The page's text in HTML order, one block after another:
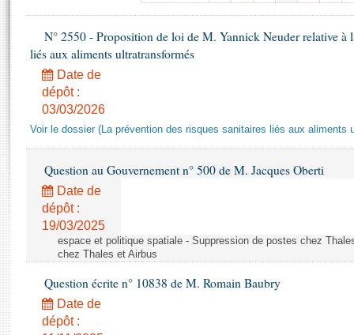
Projets de loi
Propositions de loi
Amendements
Textes adoptés
Rapports législatifs
Rapports sur l'application des lois
Baromètre de l’application des lois
Dossiers législatifs
Budget et sécurité sociale
Questions écrites et orales
Comptes rendus des débats
( Constitution | Règlement de l'Assemblée ... )
Juniors
Anciennes législatures
Liens vers les sites publics
Contacts et plan d'accès
Photos libres de droit
N° 2550 - Proposition de loi de M. Yannick Neuder relative à
liés aux aliments ultratransformés
Date de
dépôt :
03/03/2026
Voir le dossier (La prévention des risques sanitaires liés aux aliments
Question au Gouvernement n° 500 de M. Jacques Oberti
Date de
dépôt :
19/03/2025
espace et politique spatiale - Suppression de postes chez
chez Thales et Airbus
Question écrite n° 10838 de M. Romain Baubry
Date de
dépôt :